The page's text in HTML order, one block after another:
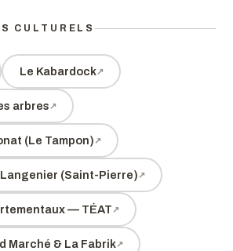
CULTURELS
Le Kabardock
arbres
(Le Tampon)
(Saint-Pierre)
— TÉAT
Marché & La Fabrik